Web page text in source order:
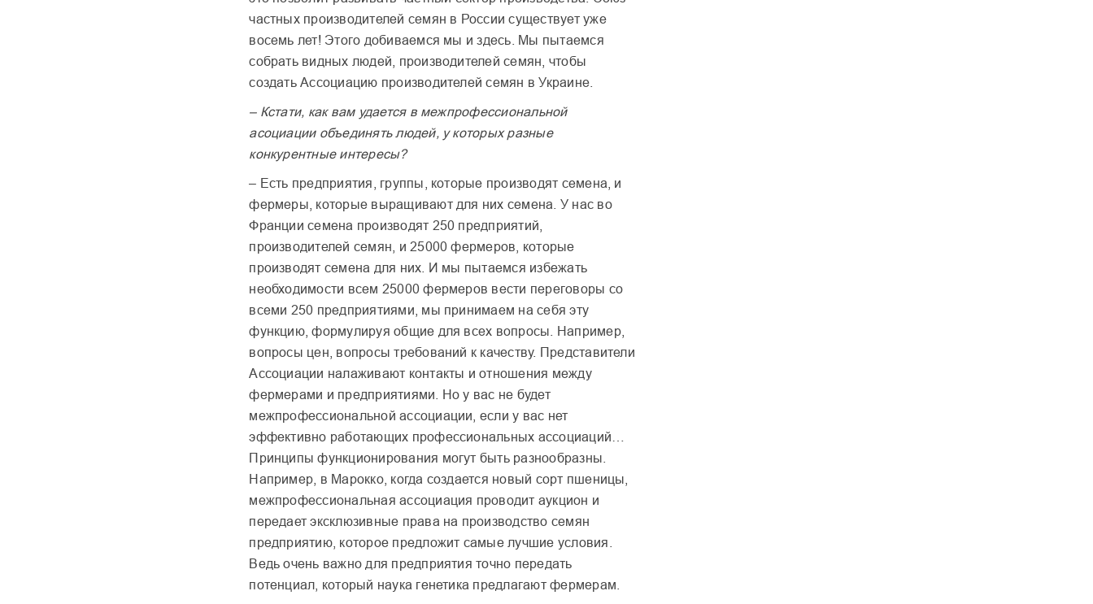
частных производителей семян в России существует уже
восемь лет! Этого добиваемся мы и здесь. Мы пытаемся
собрать видных людей, производителей семян, чтобы
создать Ассоциацию производителей семян в Украине.
– Кстати, как вам удается в межпрофессиональной
асоциации объединять людей, у которых разные
конкурентные интересы?
– Есть предприятия, группы, которые производят семена, и
фермеры, которые выращивают для них семена. У нас во
Франции семена производят 250 предприятий,
производителей семян, и 25000 фермеров, которые
производят семена для них. И мы пытаемся избежать
необходимости всем 25000 фермеров вести переговоры со
всеми 250 предприятиями, мы принимаем на себя эту
функцию, формулируя общие для всех вопросы. Например,
вопросы цен, вопросы требований к качеству. Представители
Ассоциации налаживают контакты и отношения между
фермерами и предприятиями. Но у вас не будет
межпрофессиональной ассоциации, если у вас нет
эффективно работающих профессиональных ассоциаций…
Принципы функционирования могут быть разнообразны.
Например, в Марокко, когда создается новый сорт пшеницы,
межпрофессиональная ассоциация проводит аукцион и
передает эксклюзивные права на производство семян
предприятию, которое предложит самые лучшие условия.
Ведь очень важно для предприятия точно передать
потенциал, который наука генетика предлагают фермерам.